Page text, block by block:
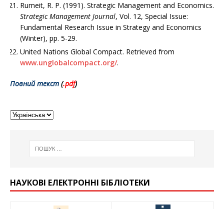
Rumeit, R. P. (1991). Strategic Management and Economics.
Strategic Management Journal, Vol. 12, Special Issue:
Fundamental Research Issue in Strategy and Economics
(Winter), pp. 5-29.
United Nations Global Compact. Retrieved from
www.unglobalcompact.org/.
Повний текст (.pdf)
НАУКОВІ ЕЛЕКТРОННІ БІБЛІОТЕКИ